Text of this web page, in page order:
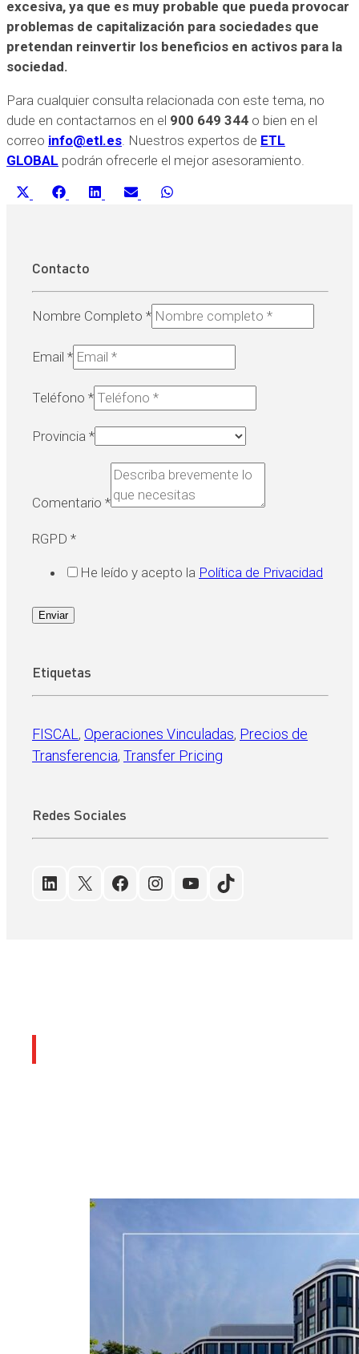
excesiva, ya que es muy probable que pueda provocar
problemas de capitalización para sociedades que
pretendan reinvertir los beneficios en activos para la
sociedad.
Para cualquier consulta relacionada con este tema, no
dude en contactarnos en el 900 649 344 o bien en el
correo info@etl.es . Nuestros expertos de ETL
GLOBAL podrán ofrecerle el mejor asesoramiento.
CompartirCompartir
FacebookCompartir
LinkedInCompartir
Email
Contacto
Nombre Completo *
Email *
Teléfono *
Provincia *
Comentario *
RGPD *
He leído y acepto la Política de Privacidad
Enviar
Etiquetas
FISCAL , Operaciones Vinculadas, Precios de
Transferencia, Transfer Pricing
Redes Sociales
LinkedIn
X Facebook
Instagram
YouTube
TikTok